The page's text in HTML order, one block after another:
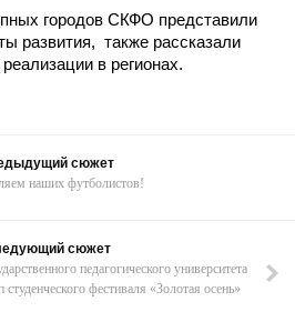
городов СКФО представили
развития, также рассказали
в регионах.
сюжет
наших футболистов!
сюжет
педагогического университета
студенческого фестиваля «Золотая осень»